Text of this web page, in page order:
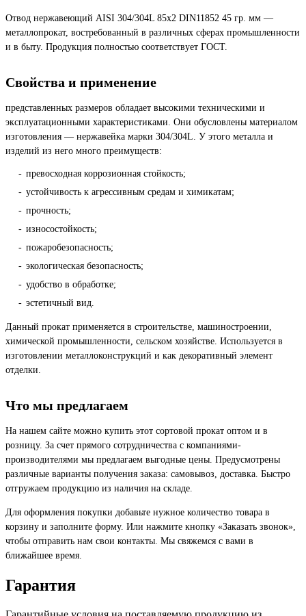
Отвод нержавеющий AISI 304/304L 85х2 DIN11852 45 гр. мм —
металлопрокат, востребованный в различных сферах промышленности
и в быту. Продукция полностью соответствует ГОСТ.
Свойства и применение
представленных размеров обладает высокими техническими и
эксплуатационными характеристиками. Они обусловлены материалом
изготовления — нержавейка марки 304/304L. У этого металла и
изделий из него много преимуществ:
превосходная коррозионная стойкость;
устойчивость к агрессивным средам и химикатам;
прочность;
износостойкость;
пожаробезопасность;
экологическая безопасность;
удобство в обработке;
эстетичный вид.
Данный прокат применяется в строительстве, машиностроении,
химической промышленности, сельском хозяйстве. Используется в
изготовлении металлоконструкций и как декоративный элемент
отделки.
Что мы предлагаем
На нашем сайте можно купить этот сортовой прокат оптом и в
розницу. За счет прямого сотрудничества с компаниями-
производителями мы предлагаем выгодные цены. Предусмотрены
различные варианты получения заказа: самовывоз, доставка. Быстро
отгружаем продукцию из наличия на складе.
Для оформления покупки добавьте нужное количество товара в
корзину и заполните форму. Или нажмите кнопку «Заказать звонок»,
чтобы отправить нам свои контакты. Мы свяжемся с вами в
ближайшее время.
Гарантия